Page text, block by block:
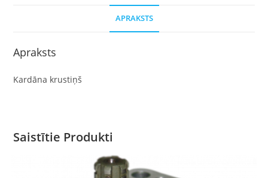
APRAKSTS
Apraksts
Kardāna krustiņš
Saistītie Produkti